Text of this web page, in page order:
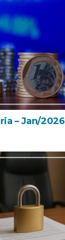
– Jan/2026